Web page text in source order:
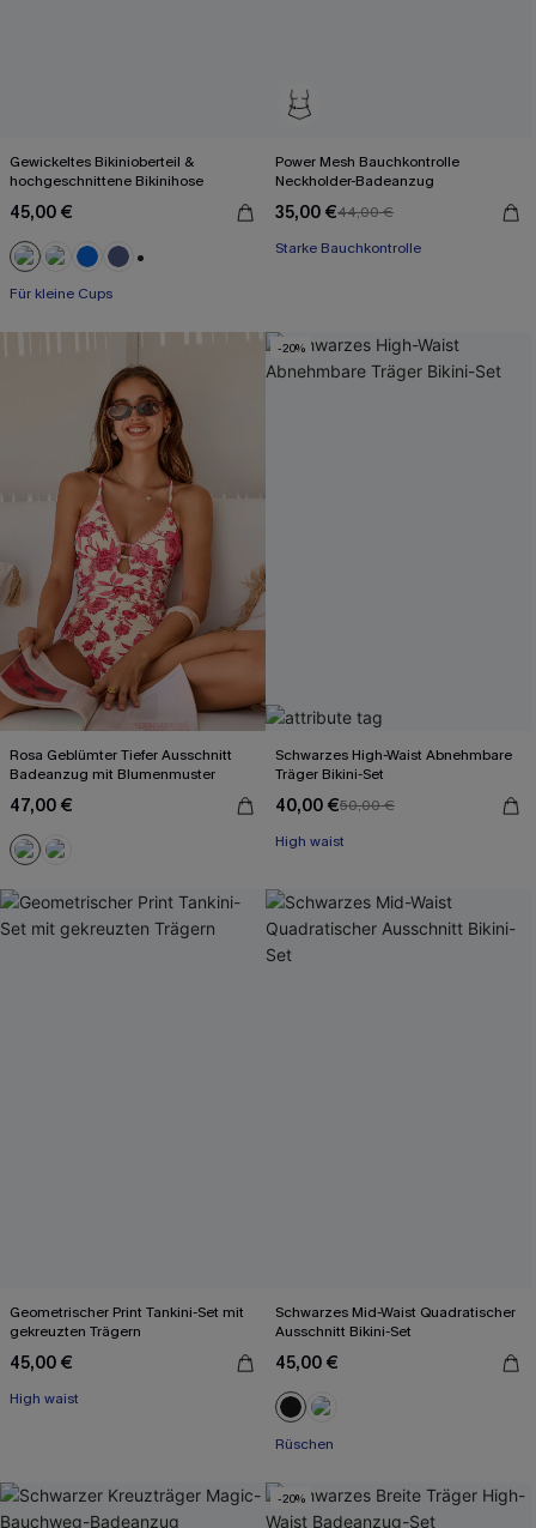
Gewickeltes Bikinioberteil &
hochgeschnittene Bikinihose
45,00 €
Für kleine Cups
Power Mesh Bauchkontrolle
Neckholder-Badeanzug
35,00 €44,00 €
Starke Bauchkontrolle
Rosa Geblümter Tiefer Ausschnitt
Badeanzug mit Blumenmuster
47,00 €
-20%
Schwarzes High-Waist Abnehmbare
Träger Bikini-Set
40,00 €50,00 €
High waist
Geometrischer Print Tankini-Set mit
gekreuzten Trägern
45,00 €
High waist
Schwarzes Mid-Waist Quadratischer
Ausschnitt Bikini-Set
45,00 €
Rüschen
-20%